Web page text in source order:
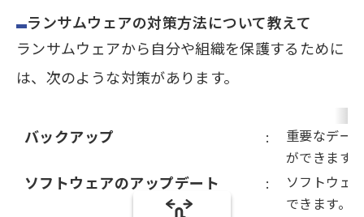
ランサムウェアの対策方法について教えて
ランサムウェアから自分や組織を保護するために
は、次のような対策があります。
バックアップ :
重要なデー
ができます。
ソフトウェアのアップデート :
ソフトウェ
できます。